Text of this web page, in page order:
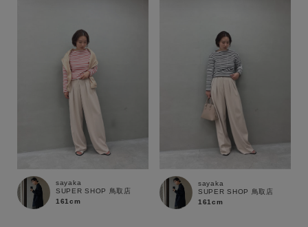
sayaka
SUPER SHOP 鳥取店
161cm
sayaka
SUPER SHOP 鳥取店
161cm